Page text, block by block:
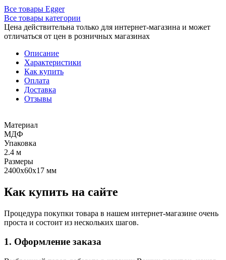
Все товары Egger
Все товары категории
Цена действительна только для интернет-магазина и может
отличаться от цен в розничных магазинах
Описание
Характеристики
Как купить
Оплата
Доставка
Отзывы
Материал
МДФ
Упаковка
2.4 м
Размеры
2400х60х17 мм
Как купить на сайте
Процедура покупки товара в нашем интернет-магазине очень
проста и состоит из нескольких шагов.
1. Оформление заказа